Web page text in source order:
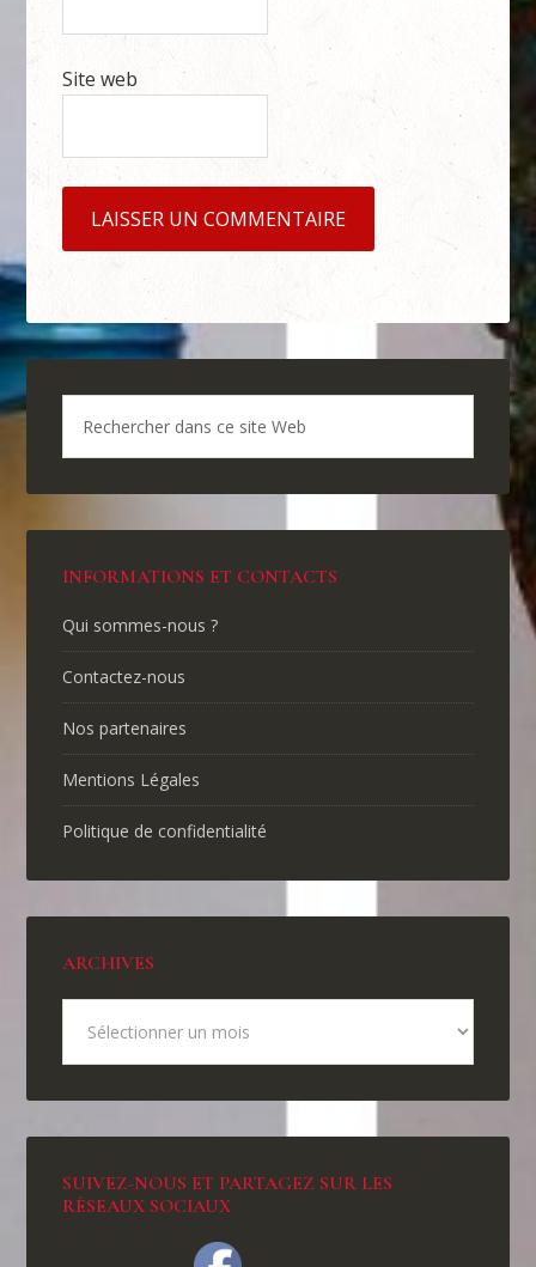
Site web
INFORMATIONS ET CONTACTS
Qui sommes-nous ?
Contactez-nous
Nos partenaires
Mentions Légales
Politique de confidentialité
ARCHIVES
SUIVEZ-NOUS ET PARTAGEZ SUR LES
RÉSEAUX SOCIAUX